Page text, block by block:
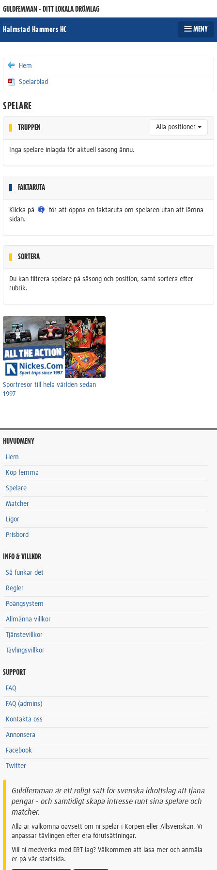
GULDFEMMAN - DITT LOKALA DRÖMLAG
Halmstad Hammers HC MENY
Hem
Spelarblad
SPELARE
TRUPPEN Alla positioner
Inga spelare inlagda för aktuell säsong ännu.
FAKTARUTA
Klicka på
för att öppna en faktaruta om spelaren utan att lämna
sidan.
SORTERA
Du kan filtrera spelare på säsong och position, samt sortera efter
rubrik.
Sportresor till hela världen sedan
1997
HUVUDMENY
Hem
Köp femma
Spelare
Matcher
Ligor
Prisbord
INFO & VILLKOR
Så funkar det
Regler
Poängsystem
Allmänna villkor
Tjänstevillkor
Tävlingsvillkor
SUPPORT
FAQ
FAQ (admins)
Kontakta oss
Annonsera
Facebook
Twitter
Guldfemman är ett roligt sätt för svenska idrottslag att tjäna
pengar - och samtidigt skapa intresse runt sina spelare och
matcher.
Alla är välkomna oavsett om ni spelar i Korpen eller Allsvenskan. Vi
anpassar tävlingen efter era förutsättningar.
Vill ni medverka med ERT lag? Välkommen att läsa mer och anmäla
er på vår startsida.